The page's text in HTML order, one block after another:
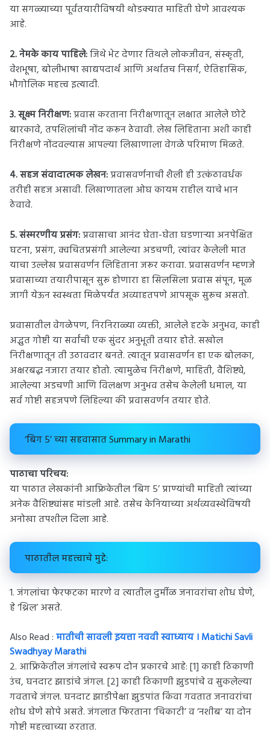
या सगळ्याच्या पूर्वतयारीविषयी थोडक्यात माहिती घेणे आवश्यक
आहे.
2. नेमके काय पाहिले:जिथे भेट देणार तिथले लोकजीवन, संस्कृती,
वेशभूषा, बोलीभाषा खाद्यपदार्थ आणि अर्थातच निसर्ग, ऐतिहासिक,
भौगोलिक महत्त्व इत्यादी.
3. सूक्ष्म निरीक्षण:प्रवास करताना निरीक्षणातून लक्षात आलेले छोटे
बारकावे, तपशिलांची नोंद करून ठेवावी. लेख लिहिताना अशी काही
निरीक्षणे नोंदवल्यास आपल्या लिखाणाला वेगळे परिमाण मिळते.
4. सहज संवादात्मक लेखन:प्रवासवर्णनाची शैली ही उत्कंठावर्धक
तरीही सहज असावी. लिखाणातला ओघ कायम राहील याचे भान
ठेवावे.
5. संस्मरणीय प्रसंग:प्रवासाचा आनंद घेता-घेता घडणाऱ्या अनपेक्षित
घटना, प्रसंग, क्वचितप्रसंगी आलेल्या अडचणी, त्यांवर केलेली मात
याचा उल्लेख प्रवासवर्णन लिहिताना जरूर करावा. प्रवासवर्णन म्हणजे
प्रवासाच्या तयारीपासून सुरू होणारा हा सिलसिला प्रवास संपून, मूळ
जागी येऊन स्वस्थता मिळेपर्यंत अव्याहतपणे आपसूक सुरूच असतो.
प्रवासातील वेगळेपण, निरनिराळ्या व्यक्ती, आलेले हटके अनुभव, काही
अद्भुत गोष्टी या सर्वांची एक सुंदर अनुभूती तयार होते. सखोल
निरीक्षणातून ती उठावदार बनते. त्यातून प्रवासवर्णन हा एक बोलका,
अक्षरबद्ध नजारा तयार होतो. त्यामुळेच निरीक्षणे, माहिती, वैशिष्ट्ये,
आलेल्या अडचणी आणि विलक्षण अनुभव तसेच केलेली धमाल, या
सर्व गोष्टी सहजपणे लिहिल्या की प्रवासवर्णन तयार होते.
‘बिग 5’ च्या सहवासात Summary in Marathi
पाठाचा परिचय:
या पाठात लेखकांनी आफ्रिकेतील ‘बिग 5’ प्राण्यांची माहिती त्यांच्या
अनेक वैशिष्ट्यांसह मांडली आहे. तसेच केनियाच्या अर्थव्यवस्थेविषयी
अनोखा तपशील दिला आहे.
पाठातील महत्त्वाचे मुद्दे:
1. जंगलांचा फेरफटका मारणे व त्यातील दुर्मीळ जनावरांचा शोध घेणे,
हे ‘थ्रिल’ असते.
Also Read :मातीची सावली इयत्ता नववी स्वाध्याय । Matichi Savli
Swadhyay Marathi
2. आफ्रिकेतील जंगलांचे स्वरूप दोन प्रकारचे आहे: [1] काही ठिकाणी
उंच, घनदाट झाडांचे जंगल. [2] काही ठिकाणी झुडपांचे व सुकलेल्या
गवताचे जंगल. घनदाट झाडीपेक्षा झुडपांत किंवा गवतात जनावरांचा
शोध घेणे सोपे असते. जंगलात फिरताना ‘चिकाटी’ व ‘नशीब’ या दोन
गोष्टी महत्त्वाच्या ठरतात.